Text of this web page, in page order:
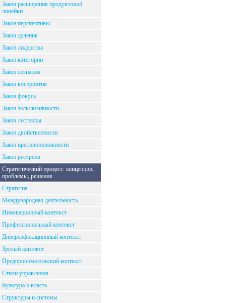
Закон расширения продуктовой
линейки
Закон перспективы
Закон деления
Закон лидерства
Закон категории
Закон сознания
Закон восприятия
Закон фокуса
Закон эксклюзивности
Закон лестницы
Закон двойственности
Закон противоположности
Закон ресурсов
Стратегический процесс: концепции,
проблемы, решения
Стратегия
Международная деятельность
Инновационный контекст
Профессиональный контекст
Диверсификационный контекст
Зрелый контекст
Предпринимательский контекст
Стили управления
Культура и власть
Структуры и системы